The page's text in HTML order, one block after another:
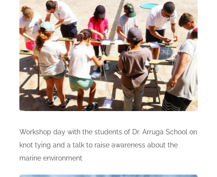
Shop online
Workshop day with the students of Dr. Arruga School on
knot tying and a talk to raise awareness about the
marine environment